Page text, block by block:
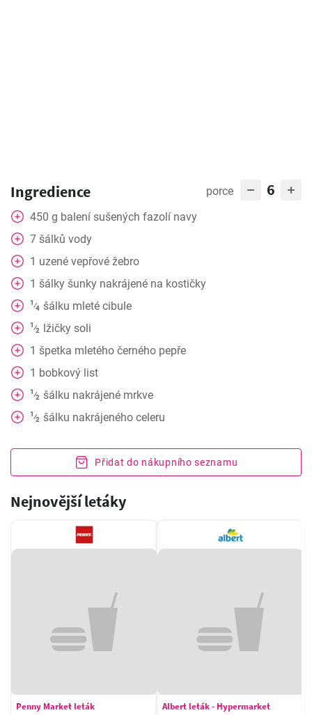
Ingredience porce 6
450 g balení sušených fazolí navy
7 šálků vody
1 uzené vepřové žebro
1 šálky šunky nakrájené na kostičky
1⁄4 šálku mleté cibule
1⁄2
lžičky soli
1 špetka mletého černého pepře
1 bobkový list
1⁄2 šálku nakrájené mrkve
1⁄2 šálku nakrájeného celeru
Přidat do nákupního seznamu
Nejnovější letáky
Penny Market leták Albert leták - Hypermarket